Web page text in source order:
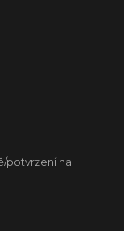
potvrzení na